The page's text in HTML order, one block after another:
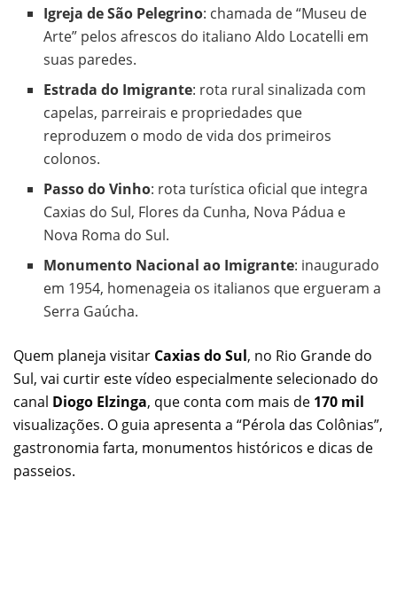
Igreja de São Pelegrino: chamada de “Museu de
Arte” pelos afrescos do italiano Aldo Locatelli em
suas paredes.
Estrada do Imigrante: rota rural sinalizada com
capelas, parreirais e propriedades que
reproduzem o modo de vida dos primeiros
colonos.
Passo do Vinho: rota turística oficial que integra
Caxias do Sul, Flores da Cunha, Nova Pádua e
Nova Roma do Sul.
Monumento Nacional ao Imigrante: inaugurado
em 1954, homenageia os italianos que ergueram a
Serra Gaúcha.
Quem planeja visitar Caxias do Sul, no Rio Grande do
Sul, vai curtir este vídeo especialmente selecionado do
canal Diogo Elzinga, que conta com mais de 170 mil
visualizações. O guia apresenta a “Pérola das Colônias”,
gastronomia farta, monumentos históricos e dicas de
passeios.